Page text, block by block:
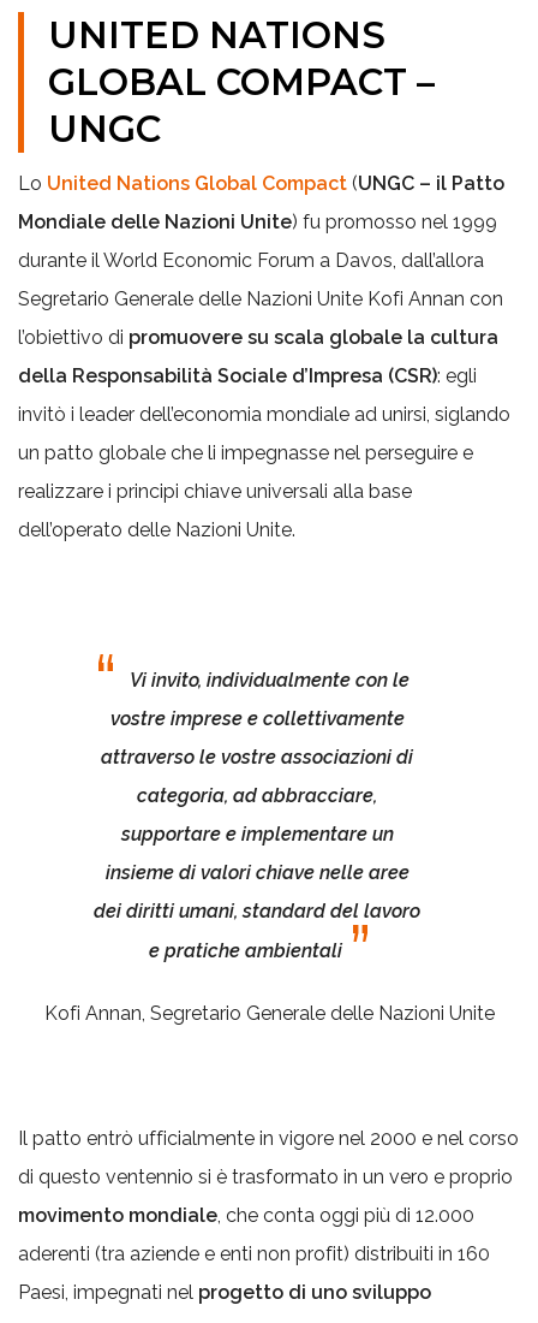
UNITED NATIONS
GLOBAL COMPACT –
UNGC
Lo United Nations Global Compact (UNGC – il Patto
Mondiale delle Nazioni Unite) fu promosso nel 1999
durante il World Economic Forum a Davos, dall’allora
Segretario Generale delle Nazioni Unite Kofi Annan con
l’obiettivo di promuovere su scala globale la cultura
della Responsabilità Sociale d’Impresa (CSR): egli
invitò i leader dell’economia mondiale ad unirsi, siglando
un patto globale che li impegnasse nel perseguire e
realizzare i principi chiave universali alla base
dell’operato delle Nazioni Unite.
Vi invito, individualmente con le
vostre imprese e collettivamente
attraverso le vostre associazioni di
categoria, ad abbracciare,
supportare e implementare un
insieme di valori chiave nelle aree
dei diritti umani, standard del lavoro
e pratiche ambientali
Kofi Annan, Segretario Generale delle Nazioni Unite
Il patto entrò ufficialmente in vigore nel 2000 e nel corso
di questo ventennio si è trasformato in un vero e proprio
movimento mondiale, che conta oggi più di 12.000
aderenti (tra aziende e enti non profit) distribuiti in 160
Paesi, impegnati nel progetto di uno sviluppo